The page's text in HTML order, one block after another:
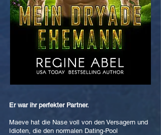
Er war ihr perfekter Partner.
Maeve hat die Nase voll von den Versagern und
Idioten, die den normalen Dating-Pool